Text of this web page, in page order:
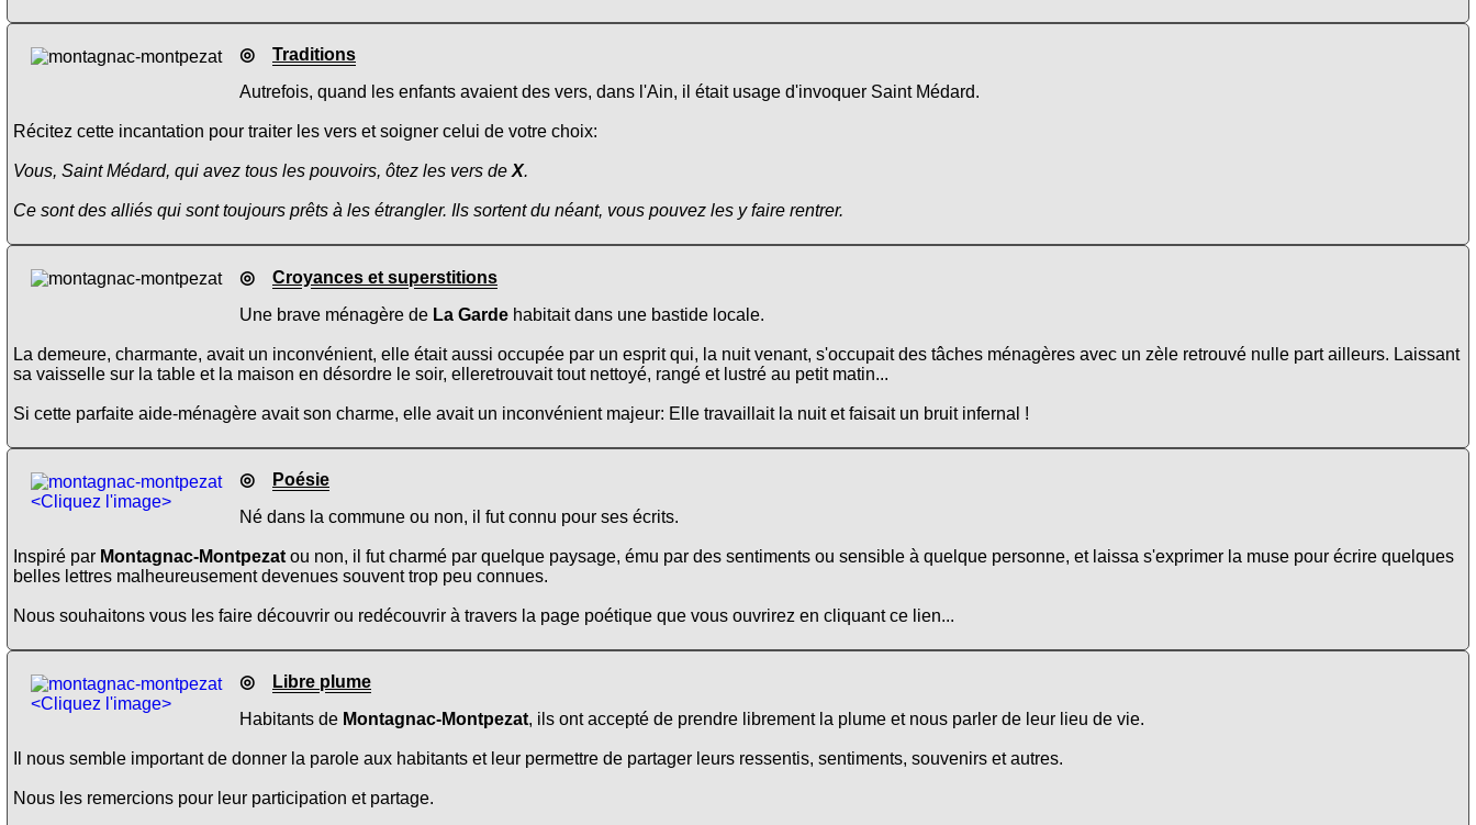
◎ Traditions
Autrefois, quand les enfants avaient des vers, dans l'Ain, il était usage d'invoquer Saint Médard.
Récitez cette incantation pour traiter les vers et soigner celui de votre choix:
Vous, Saint Médard, qui avez tous les pouvoirs, ôtez les vers deX.
Ce sont des alliés qui sont toujours prêts à les étrangler. Ils sortent du néant, vous pouvez les y faire rentrer.
◎ Croyances et superstitions
Une brave ménagère de La Garde habitait dans une bastide locale.
La demeure, charmante, avait un inconvénient, elle était aussi occupée par un esprit qui, la nuit venant, s'occupait des tâches ménagères avec un zèle retrouvé nulle part ailleurs. Laissant
sa vaisselle sur la table et la maison en désordre le soir, elleretrouvait tout nettoyé, rangé et lustré au petit matin...
Si cette parfaite aide-ménagère avait son charme, elle avait un inconvénient majeur: Elle travaillait la nuit et faisait un bruit infernal !
<Cliquez l'image>
◎
Poésie
Né dans la commune ou non, il fut connu pour ses écrits.
Inspiré par Montagnac-Montpezat ou non, il fut charmé par quelque paysage, ému par des sentiments ou sensible à quelque personne, et laissa s'exprimer la muse pour écrire quelques
belles lettres malheureusement devenues souvent trop peu connues.
Nous souhaitons vous les faire découvrir ou redécouvrir à travers la page poétique que vous ouvrirez en cliquant ce lien...
<Cliquez l'image>
◎
Libre plume
Habitants de Montagnac-Montpezat, ils ont accepté de prendre librement la plume et nous parler de leur lieu de vie.
Il nous semble important de donner la parole aux habitants et leur permettre de partager leurs ressentis, sentiments, souvenirs et autres.
Nous les remercions pour leur participation et partage.